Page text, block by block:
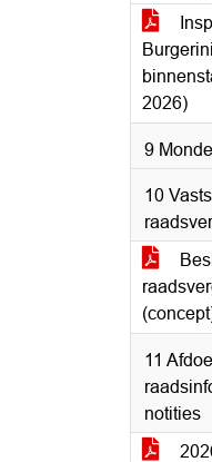
2026)
9
10
11
notities